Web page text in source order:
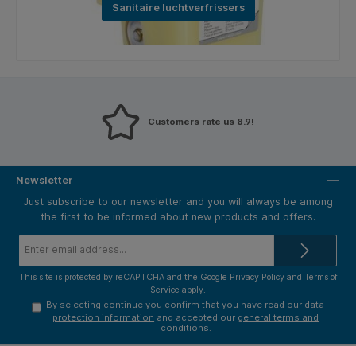
Sanitaire luchtverfrissers
Customers rate us 8.9!
Newsletter
Just subscribe to our newsletter and you will always be among
the first to be informed about new products and offers.
This site is protected by reCAPTCHA and the Google Privacy Policyand Terms of
Service apply.
By selecting continue you confirm that you have read our data
protection information and accepted our general terms and
conditions